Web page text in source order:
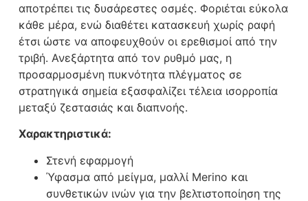
αποτρέπει τις δυσάρεστες οσμές. Φοριέται εύκολα
κάθε μέρα, ενώ διαθέτει κατασκευή χωρίς ραφή
έτσι ώστε να αποφευχθούν οι ερεθισμοί από την
τριβή. Ανεξάρτητα από τον ρυθμό μας, η
προσαρμοσμένη πυκνότητα πλέγματος σε
στρατηγικά σημεία εξασφαλίζει τέλεια ισορροπία
μεταξύ ζεστασιάς και διαπνοής.
Χαρακτηριστικά:
Στενή εφαρμογή
Ύφασμα από μείγμα, μαλλί Merino και
συνθετικών ινών για την βελτιστοποίηση της